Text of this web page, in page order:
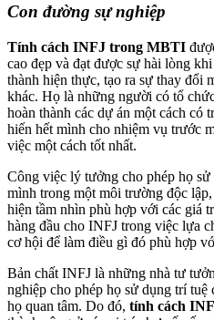
Con đường sự nghiệp
Tính cách INFJ trong MBTI
cao đẹp và đạt được sự hài lòng
thành hiện thực, tạo ra sự thay đổi
khác. Họ là những người có tổ
hoàn thành các dự án một cách có
hiến hết mình cho nhiệm vụ trước
việc một cách tốt nhất.
Công việc lý tưởng cho phép họ sử
mình trong một môi trường độc
hiện tầm nhìn phù hợp với các giá
hàng đầu cho INFJ trong việc lựa
cơ hội để làm điều gì đó phù hợp
Bản chất INFJ là những nhà tư
nghiệp cho phép họ sử dụng trí tuệ
họ quan tâm. Do đó, tính cách